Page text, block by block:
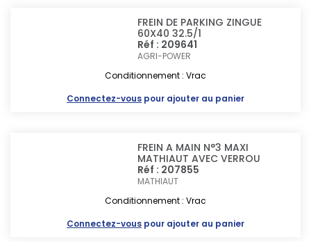
FREIN DE PARKING ZINGUE
60X40 32.5/1
Réf : 209641
AGRI-POWER
Conditionnement : Vrac
Connectez-vous pour ajouter au panier
FREIN A MAIN N°3 MAXI
MATHIAUT AVEC VERROU
Réf : 207855
MATHIAUT
Conditionnement : Vrac
Connectez-vous pour ajouter au panier